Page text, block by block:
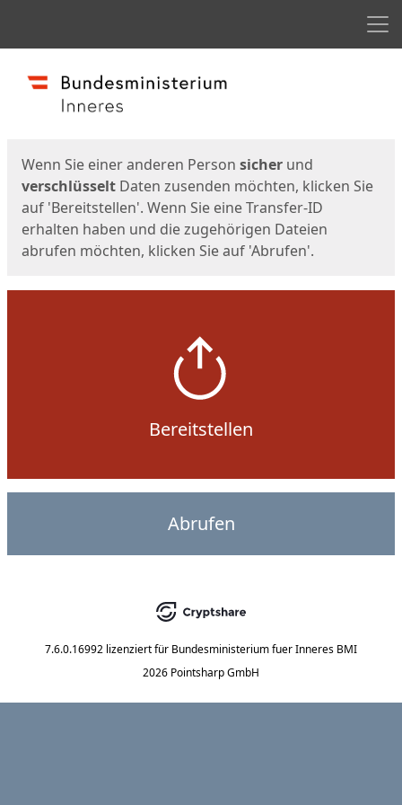
Start
Wenn Sie einer anderen Person sicher und
verschlüsselt Daten zusenden möchten, klicken Sie
auf 'Bereitstellen'. Wenn Sie eine Transfer-ID
erhalten haben und die zugehörigen Dateien
abrufen möchten, klicken Sie auf 'Abrufen'.
Bereitstellen
Abrufen
7.6.0.16992 lizenziert für Bundesministerium fuer Inneres BMI
2026 Pointsharp GmbH